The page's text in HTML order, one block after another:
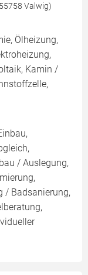
Valwig)
Ölheizung,
Kamin /
/ Auslegung,
/ Badsanierung,